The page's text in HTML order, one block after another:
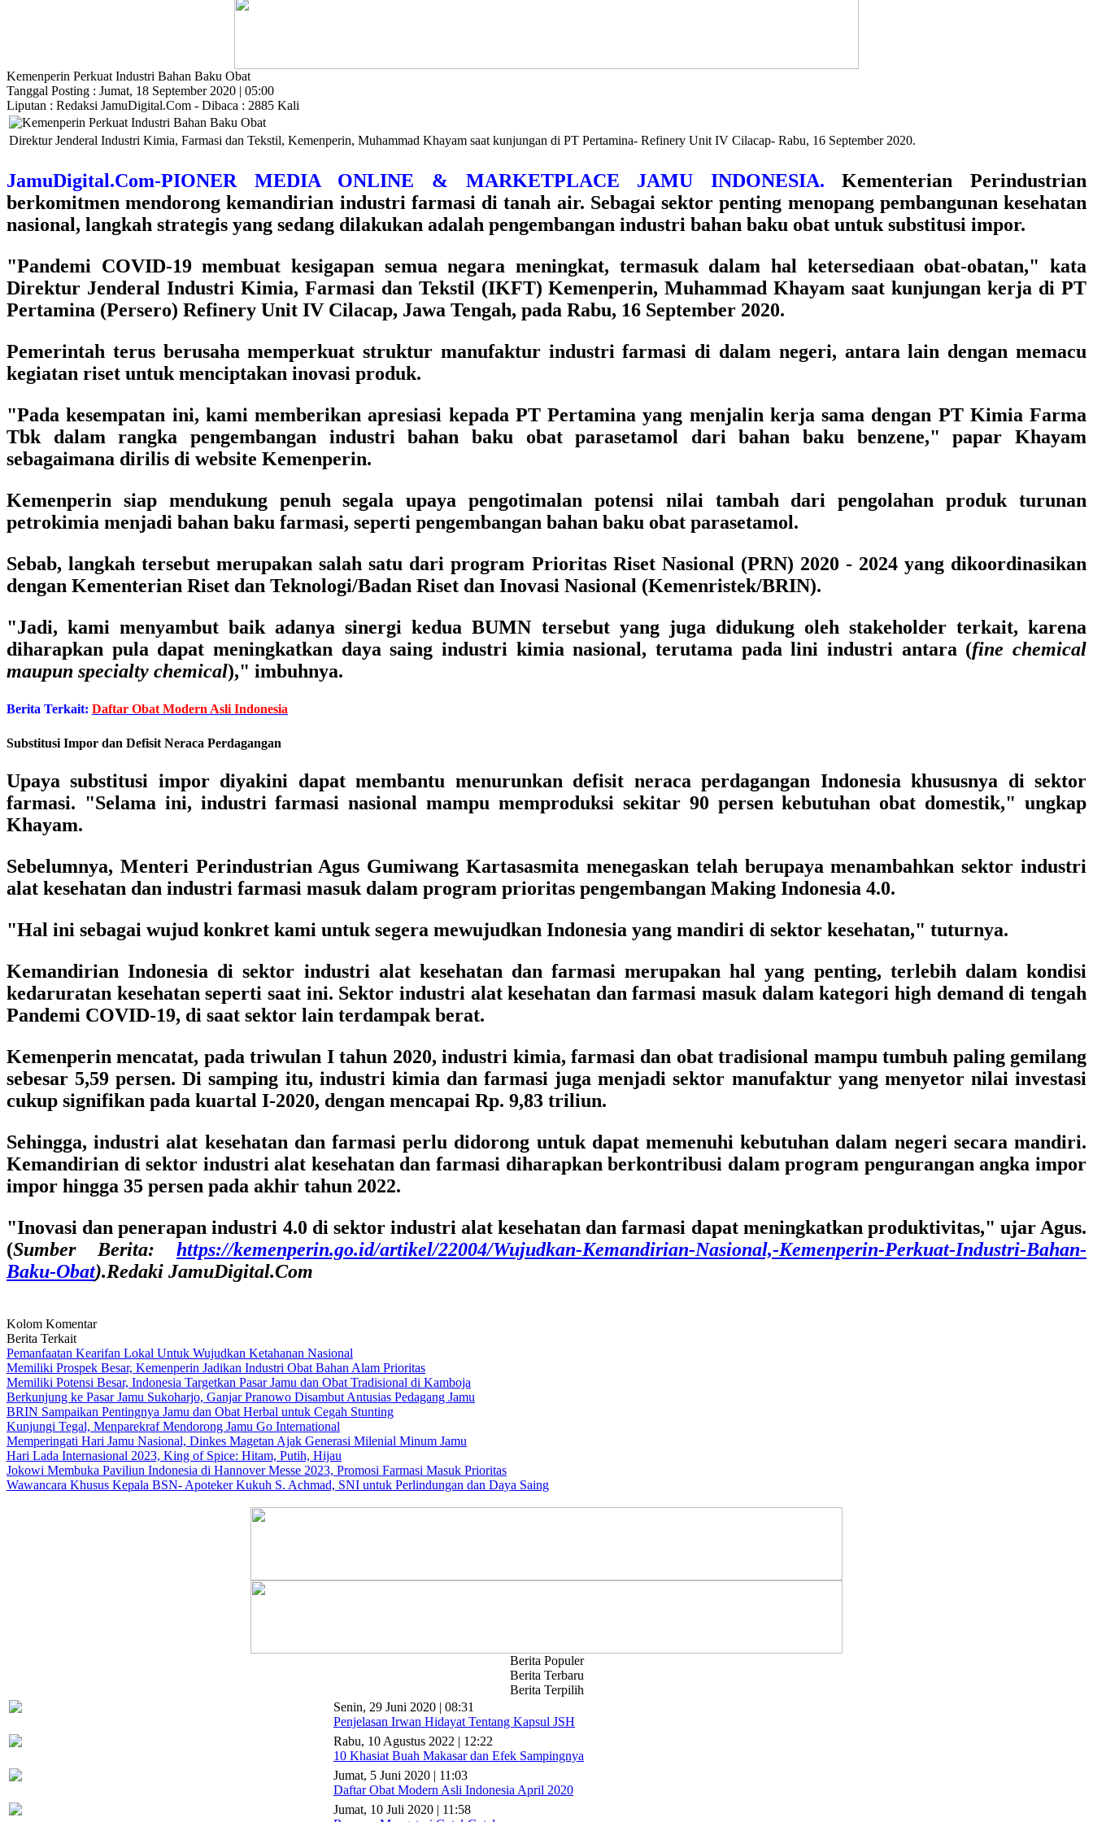
Kemenperin Perkuat Industri Bahan Baku Obat
Tanggal Posting : Jumat, 18 September 2020 | 05:00
Liputan : Redaksi JamuDigital.Com - Dibaca : 2885 Kali
Direktur Jenderal Industri Kimia, Farmasi dan Tekstil, Kemenperin, Muhammad Khayam saat kunjungan di PT Pertamina- Refinery Unit IV Cilacap- Rabu, 16 September 2020.
JamuDigital.Com-PIONER MEDIA ONLINE & MARKETPLACE JAMU INDONESIA. Kementerian Perindustrian
berkomitmen mendorong kemandirian industri farmasi di tanah air. Sebagai sektor penting menopang pembangunan kesehatan
nasional, langkah strategis yang sedang dilakukan adalah pengembangan industri bahan baku obat untuk substitusi impor.
"Pandemi COVID-19 membuat kesigapan semua negara meningkat, termasuk dalam hal ketersediaan obat-obatan," kata
Direktur Jenderal Industri Kimia, Farmasi dan Tekstil (IKFT) Kemenperin, Muhammad Khayamsaat kunjungan kerja di PT
Pertamina (Persero) Refinery Unit IV Cilacap, Jawa Tengah, pada Rabu, 16 September 2020.
Pemerintah terus berusaha memperkuat struktur manufaktur industri farmasi di dalam negeri, antara lain dengan memacu
kegiatan riset untuk menciptakan inovasi produk.
"Pada kesempatan ini, kami memberikan apresiasi kepada PT Pertamina yang menjalin kerja sama dengan PT Kimia Farma
Tbk dalam rangka pengembangan industri bahan baku obat parasetamol dari bahan baku benzene," papar Khayam
sebagaimana dirilis di website Kemenperin.
Kemenperin siap mendukung penuh segala upaya pengotimalan potensi nilai tambah dari pengolahan produk turunan
petrokimia menjadi bahan baku farmasi, seperti pengembangan bahan baku obat parasetamol.
Sebab, langkah tersebut merupakan salah satu dari program Prioritas Riset Nasional (PRN) 2020 - 2024 yang dikoordinasikan
dengan Kementerian Riset dan Teknologi/Badan Riset dan Inovasi Nasional (Kemenristek/BRIN).
"Jadi, kami menyambut baik adanya sinergi kedua BUMN tersebut yang juga didukung oleh stakeholder terkait, karena
diharapkan pula dapat meningkatkan daya saing industri kimia nasional, terutama pada lini industri antara (fine chemical
maupun specialty chemical)," imbuhnya.
Berita Terkait: Daftar Obat Modern Asli Indonesia
Substitusi Impor dan Defisit Neraca Perdagangan
Upaya substitusi impor diyakini dapat membantu menurunkan defisit neraca perdagangan Indonesia khususnya di sektor
farmasi. "Selama ini, industri farmasi nasional mampu memproduksi sekitar 90 persen kebutuhan obat domestik," ungkap
Khayam.
Sebelumnya, Menteri Perindustrian Agus Gumiwang Kartasasmita menegaskan telah berupaya menambahkan sektor industri
alat kesehatan dan industri farmasi masuk dalam program prioritas pengembangan Making Indonesia 4.0.
"Hal ini sebagai wujud konkret kami untuk segera mewujudkan Indonesia yang mandiri di sektor kesehatan," tuturnya.
Kemandirian Indonesia di sektor industri alat kesehatan dan farmasi merupakan hal yang penting, terlebih dalam kondisi
kedaruratan kesehatan seperti saat ini. Sektor industri alat kesehatan dan farmasi masuk dalam kategori high demand di tengah
Pandemi COVID-19, di saat sektor lain terdampak berat.
Kemenperin mencatat, pada triwulan I tahun 2020, industri kimia, farmasi dan obat tradisional mampu tumbuh paling gemilang
sebesar 5,59 persen. Di samping itu, industri kimia dan farmasi juga menjadi sektor manufaktur yang menyetor nilai investasi
cukup signifikan pada kuartal I-2020, dengan mencapai Rp. 9,83 triliun.
Sehingga, industri alat kesehatan dan farmasi perlu didorong untuk dapat memenuhi kebutuhan dalam negeri secara mandiri.
Kemandirian di sektor industri alat kesehatan dan farmasi diharapkan berkontribusi dalam program pengurangan angka impor
impor hingga 35 persen pada akhir tahun 2022.
"Inovasi dan penerapan industri 4.0 di sektor industri alat kesehatan dan farmasi dapat meningkatkan produktivitas," ujar Agus.
(Sumber Berita: https://kemenperin.go.id/artikel/22004/Wujudkan-Kemandirian-Nasional,-Kemenperin-Perkuat-Industri-Bahan-
Baku-Obat).Redaki JamuDigital.Com
Kolom Komentar
Berita Terkait
Pemanfaatan Kearifan Lokal Untuk Wujudkan Ketahanan Nasional
Memiliki Prospek Besar, Kemenperin Jadikan Industri Obat Bahan Alam Prioritas
Memiliki Potensi Besar, Indonesia Targetkan Pasar Jamu dan Obat Tradisional di Kamboja
Berkunjung ke Pasar Jamu Sukoharjo, Ganjar Pranowo Disambut Antusias Pedagang Jamu
BRIN Sampaikan Pentingnya Jamu dan Obat Herbal untuk Cegah Stunting
Kunjungi Tegal, Menparekraf Mendorong Jamu Go International
Memperingati Hari Jamu Nasional, Dinkes Magetan Ajak Generasi Milenial Minum Jamu
Hari Lada Internasional 2023, King of Spice: Hitam, Putih, Hijau
Jokowi Membuka Paviliun Indonesia di Hannover Messe 2023, Promosi Farmasi Masuk Prioritas
Wawancara Khusus Kepala BSN- Apoteker Kukuh S. Achmad, SNI untuk Perlindungan dan Daya Saing
Berita Populer
Berita Terbaru
Berita Terpilih
Senin, 29 Juni 2020 | 08:31
Penjelasan Irwan Hidayat Tentang Kapsul JSH
Rabu, 10 Agustus 2022 | 12:22
10 Khasiat Buah Makasar dan Efek Sampingnya
Jumat, 5 Juni 2020 | 11:03
Daftar Obat Modern Asli Indonesia April 2020
Jumat, 10 Juli 2020 | 11:58